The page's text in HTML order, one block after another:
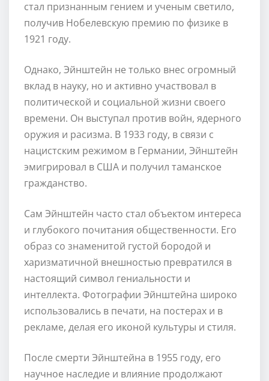
стал признанным гением и ученым светило,
получив Нобелевскую премию по физике в
1921 году.
Однако, Эйнштейн не только внес огромный
вклад в науку, но и активно участвовал в
политической и социальной жизни своего
времени. Он выступал против войн, ядерного
оружия и расизма. В 1933 году, в связи с
нацистским режимом в Германии, Эйнштейн
эмигрировал в США и получил таманское
гражданство.
Сам Эйнштейн часто стал объектом интереса
и глубокого почитания общественности. Его
образ со знаменитой густой бородой и
харизматичной внешностью превратился в
настоящий символ гениальности и
интеллекта. Фотографии Эйнштейна широко
использовались в печати, на постерах и в
рекламе, делая его иконой культуры и стиля.
После смерти Эйнштейна в 1955 году, его
научное наследие и влияние продолжают